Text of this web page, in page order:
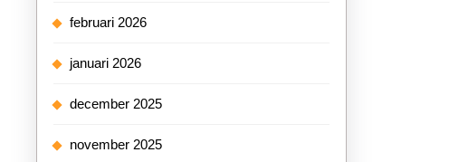
februari 2026
januari 2026
december 2025
november 2025